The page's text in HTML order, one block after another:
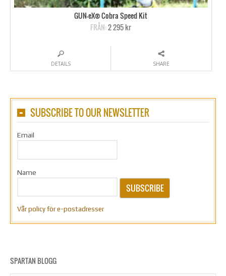
GUN-eX® Cobra Speed Kit
FRÅN:2 295 kr
DETAILS SHARE
SUBSCRIBE TO OUR NEWSLETTER
Email
Name
SUBSCRIBE
Vår policy för e-postadresser
SPARTAN BLOGG